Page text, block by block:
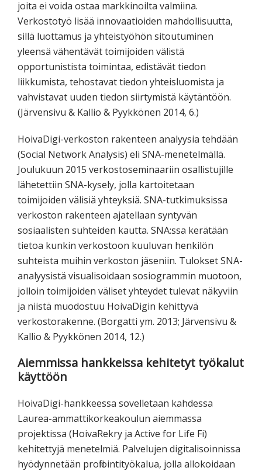
joita ei voida ostaa markkinoilta valmiina.
Verkostotyö lisää innovaatioiden mahdollisuutta,
sillä luottamus ja yhteistyöhön sitoutuminen
yleensä vähentävät toimijoiden välistä
opportunistista toimintaa, edistävät tiedon
liikkumista, tehostavat tiedon yhteisluomista ja
vahvistavat uuden tiedon siirtymistä käytäntöön.
(Järvensivu & Kallio & Pyykkönen 2014, 6.)
HoivaDigi-verkoston rakenteen analyysia tehdään
(Social Network Analysis) eli SNA-menetelmällä.
Joulukuun 2015 verkostoseminaariin osallistujille
lähetettiin SNA-kysely, jolla kartoitetaan
toimijoiden välisiä yhteyksiä. SNA-tutkimuksissa
verkoston rakenteen ajatellaan syntyvän
sosiaalisten suhteiden kautta. SNA:ssa kerätään
tietoa kunkin verkostoon kuuluvan henkilön
suhteista muihin verkoston jäseniin. Tulokset SNA-
analyysistä visualisoidaan sosiogrammin muotoon,
jolloin toimijoiden väliset yhteydet tulevat näkyviin
ja niistä muodostuu HoivaDigin kehittyvä
verkostorakenne. (Borgatti ym. 2013; Järvensivu &
Kallio & Pyykkönen 2014, 12.)
Aiemmissa hankkeissa kehitetyt työkalut
käyttöön
HoivaDigi-hankkeessa sovelletaan kahdessa
Laurea-ammattikorkeakoulun aiemmassa
projektissa (HoivaRekry ja Active for Life Fi)
kehitettyjä menetelmiä. Palvelujen digitalisoinnissa
hyödynnetään profilointityökalua, jolla allokoidaan